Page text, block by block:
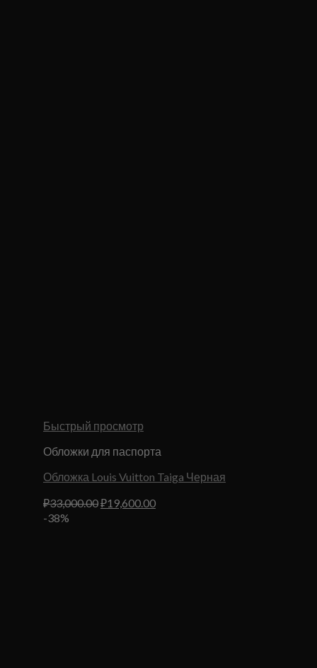
Быстрый просмотр
Обложки для паспорта
Обложка Louis Vuitton Taiga Черная
₽33,000.00Первоначальная
₽19,600.00Текущая
-38%